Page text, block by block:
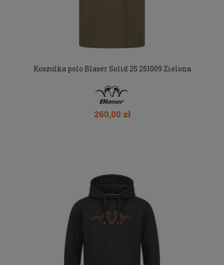
Koszulka polo Blaser Solid 25 251009 Zielona
260,00 zł